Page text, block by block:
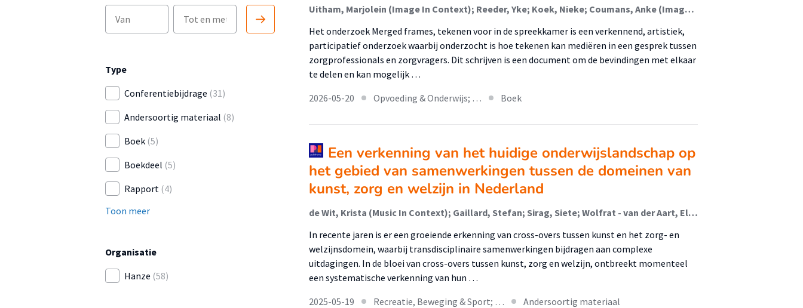
Type
Conferentiebijdrage (31)
Andersoortig materiaal (8)
Boek (5)
Boekdeel (5)
Rapport (4)
Toon meer
Organisatie
Hanze (58)
Uitham, Marjolein (Image In Context); Reeder, Yke; Koek, Nieke; Coumans, Anke (Image In Context)
Het onderzoek Merged frames, tekenen voor in de spreekkamer is een verkennend, artistiek,
participatief onderzoek waarbij onderzocht is hoe tekenen kan mediëren in een gesprek tussen
zorgprofessionals en zorgvragers. Dit schrijven is een document om de bevindingen met elkaar
te delen en kan mogelijk …
2026-05-20
Opvoeding & Onderwijs; … Boek
Een verkenning van het huidige onderwijslandschap op
het gebied van samenwerkingen tussen de domeinen van
kunst, zorg en welzijn in Nederland
de Wit, Krista (Music In Context); Gaillard, Stefan; Sirag, Siete; Wolfrat - van der Aart, Ellen; Dons, Karolien (Music In Context); Coumans, Anke (Image In Context); Camuti, Fabiola; Christophe, Nirav; Keuning, Gjilke; van Geelen, Stefan; Reeder, Yke
In recente jaren is er een groeiende erkenning van cross-overs tussen kunst en het zorg- en
welzijnsdomein, waarbij transdisciplinaire samenwerkingen bijdragen aan complexe
uitdagingen. In de bloei van cross-overs tussen kunst, zorg en welzijn, ontbreekt momenteel
een systematische verkenning van hun …
2025-05-19
Recreatie, Beweging & Sport; … Andersoortig materiaal